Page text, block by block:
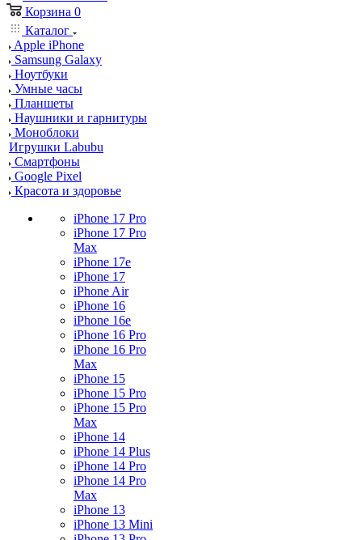
Корзина 0
Каталог
Apple iPhone
Samsung Galaxy
Ноутбуки
Умные часы
Планшеты
Наушники и гарнитуры
Моноблоки
Игрушки Labubu
Смартфоны
Google Pixel
Красота и здоровье
iPhone 17 Pro
iPhone 17 Pro
Max
iPhone 17e
iPhone 17
iPhone Air
iPhone 16
iPhone 16e
iPhone 16 Pro
iPhone 16 Pro
Max
iPhone 15
iPhone 15 Pro
iPhone 15 Pro
Max
iPhone 14
iPhone 14 Plus
iPhone 14 Pro
iPhone 14 Pro
Max
iPhone 13
iPhone 13 Mini